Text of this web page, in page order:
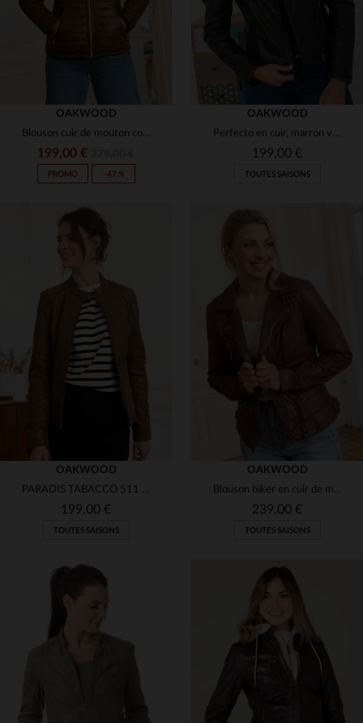
TAILLES DISPONIBLES
S
OAKWOOD
Blouson cuir de mouton cognac matelassé.Chaud, capuche, coupe regular.
199,00 €
PROMO −47 %
TAILLES DISPONIBLES
OAKWOOD
Perfecto en cuir, marron vieilli et coupe slimfit.
199,00 €
TOUTES SAISONS
OAKWOOD
PARADIS TABACCO 511 : cuir souple, slimfit, teinte tobacco. Mi-saison.
199,00 €
TOUTES SAISONS
TAILLES DISPONIBLES
OAKWOOD
Blouson biker en cuir de mouton marron, coupe regular.
239,00 €
TOUTES SAISONS